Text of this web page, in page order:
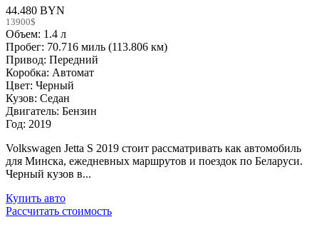
44.480 BYN
13900$
Объем: 1.4 л
Пробег: 70.716 миль (113.806 км)
Привод: Передний
Коробка: Автомат
Цвет: Черный
Кузов: Седан
Двигатель: Бензин
Год: 2019
Volkswagen Jetta S 2019 стоит рассматривать как автомобиль
для Минска, ежедневных маршрутов и поездок по Беларуси.
Черный кузов в...
Купить авто
Рассчитать стоимость